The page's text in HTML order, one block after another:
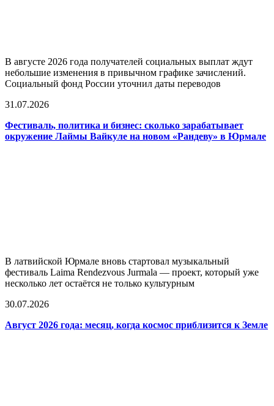
В августе 2026 года получателей социальных выплат ждут
небольшие изменения в привычном графике зачислений.
Социальный фонд России уточнил даты переводов
31.07.2026
Фестиваль, политика и бизнес: сколько зарабатывает
окружение Лаймы Вайкуле на новом «Рандеву» в Юрмале
В латвийской Юрмале вновь стартовал музыкальный
фестиваль Laima Rendezvous Jurmala — проект, который уже
несколько лет остаётся не только культурным
30.07.2026
Август 2026 года: месяц, когда космос приблизится к Земле